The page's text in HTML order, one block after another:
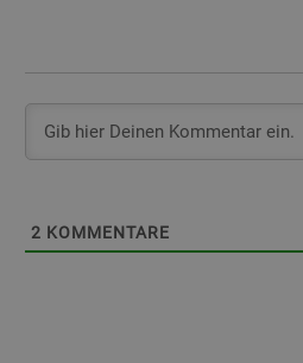
2 KOMMENTARE